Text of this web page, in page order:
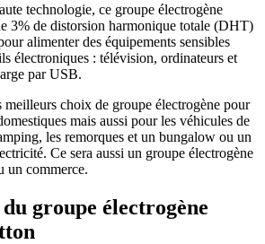
technologie, ce groupe électrogène
3% de distorsion harmonique totale (DHT)
alimenter des équipements sensibles
électroniques : télévision, ordinateurs et
par USB.
meilleurs choix de groupe électrogène pour
mais aussi pour les véhicules de
les remorques et un bungalow ou un
Ce sera aussi un groupe électrogène
un commerce.
groupe électrogène